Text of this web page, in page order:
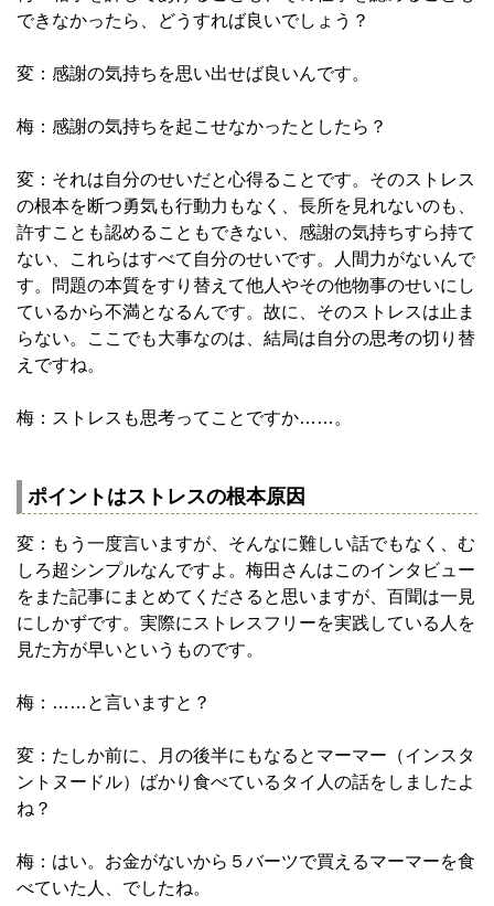
できなかったら、どうすれば良いでしょう？
変：感謝の気持ちを思い出せば良いんです。
梅：感謝の気持ちを起こせなかったとしたら？
変：それは自分のせいだと心得ることです。そのストレス
の根本を断つ勇気も行動力もなく、長所を見れないのも、
許すことも認めることもできない、感謝の気持ちすら持て
ない、これらはすべて自分のせいです。人間力がないんで
す。問題の本質をすり替えて他人やその他物事のせいにし
ているから不満となるんです。故に、そのストレスは止ま
らない。ここでも大事なのは、結局は自分の思考の切り替
えですね。
梅：ストレスも思考ってことですか……。
ポイントはストレスの根本原因
変：もう一度言いますが、そんなに難しい話でもなく、む
しろ超シンプルなんですよ。梅田さんはこのインタビュー
をまた記事にまとめてくださると思いますが、百聞は一見
にしかずです。実際にストレスフリーを実践している人を
見た方が早いというものです。
梅：……と言いますと？
変：たしか前に、月の後半にもなるとマーマー（インスタ
ントヌードル）ばかり食べているタイ人の話をしましたよ
ね？
梅：はい。お金がないから５バーツで買えるマーマーを食
べていた人、でしたね。